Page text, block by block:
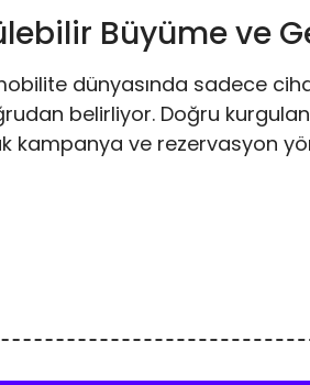
Büyüme ve
dünyasında sadece
belirliyor. Doğru
kampanya ve rezervasyon